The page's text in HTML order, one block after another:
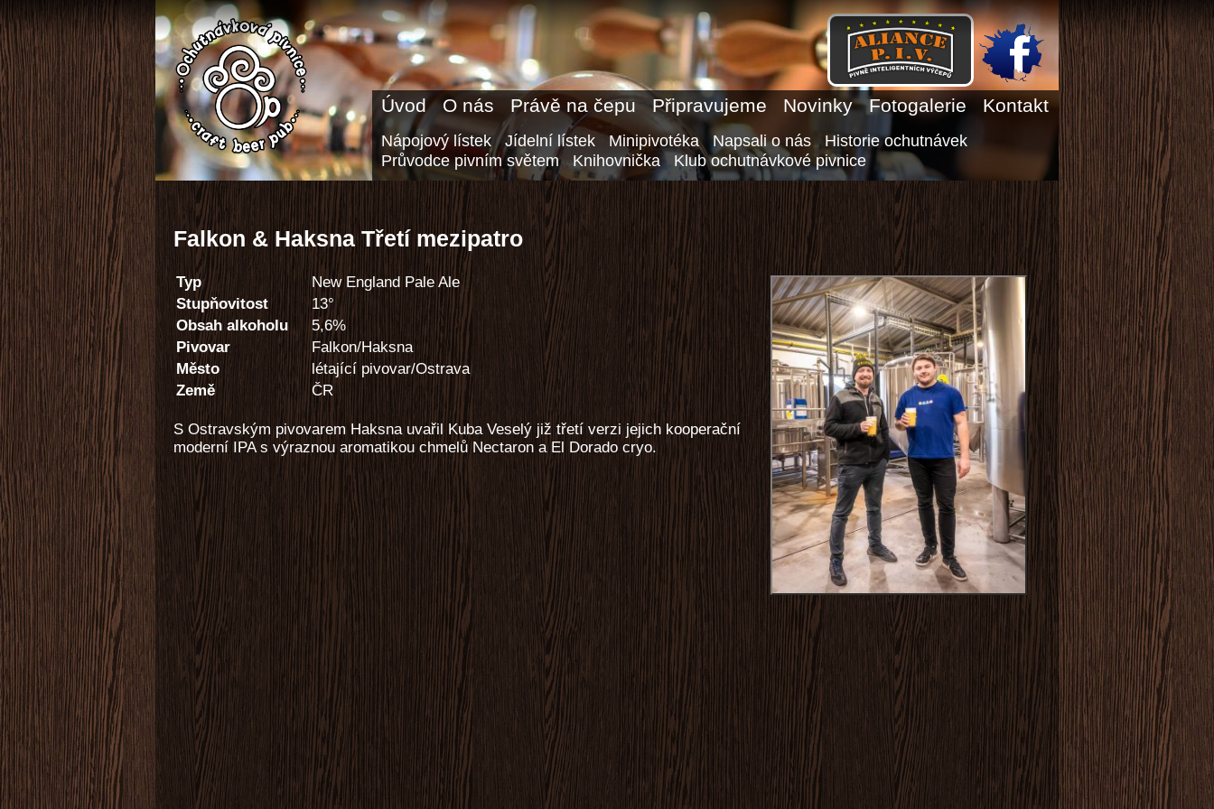
Úvod O nás Právě na čepu Připravujeme Novinky Fotogalerie Kontakt
Nápojový lístek Jídelní lístek Minipivotéka Napsali o nás
Historie ochutnávek
Průvodce pivním světem
Knihovnička Klub ochutnávkové pivnice
Falkon & Haksna Třetí mezipatro
Typ
New England Pale Ale
Stupňovitost
13°
Obsah alkoholu
5,6%
Pivovar
Falkon/Haksna
Město
létající pivovar/Ostrava
Země
ČR
S Ostravským pivovarem Haksna uvařil Kuba Veselý již třetí verzi jejich kooperační
moderní IPA s výraznou aromatikou chmelů Nectaron a El Dorado cryo.